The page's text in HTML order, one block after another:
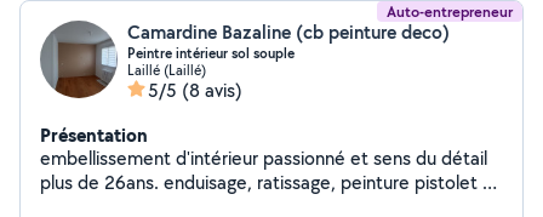
Auto-entrepreneur
Camardine Bazaline (cb peinture deco)
Peintre intérieur sol souple
Laillé (Laillé)
5/5 (8 avis)
Présentation
embellissement d'intérieur passionné et sens du détail
plus de 26ans. enduisage, ratissage, peinture pistolet et